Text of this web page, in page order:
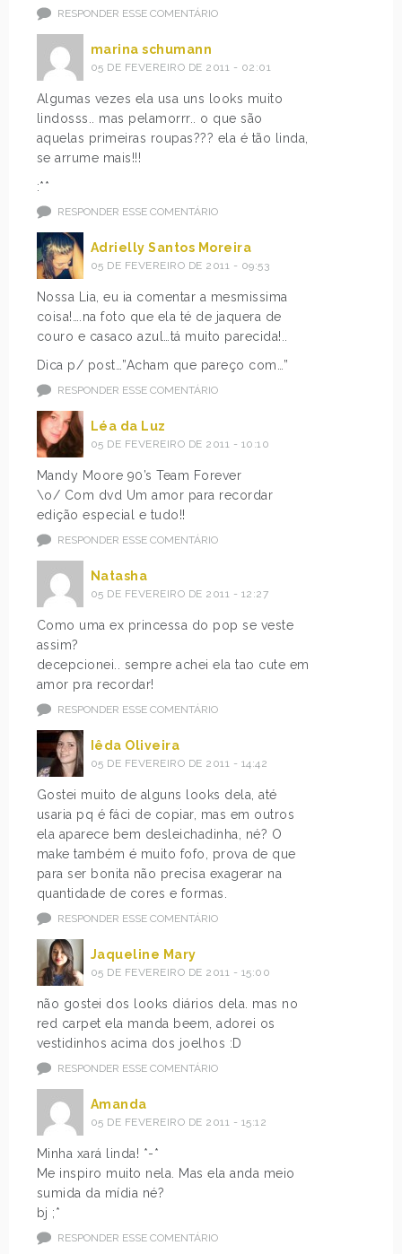
RESPONDER ESSE COMENTÁRIO
marina schumann
05 DE FEVEREIRO DE 2011 - 02:01
Algumas vezes ela usa uns looks muito
lindosss.. mas pelamorrr.. o que são
aquelas primeiras roupas??? ela é tão linda,
se arrume mais!!!
:**
RESPONDER ESSE COMENTÁRIO
Adrielly Santos Moreira
05 DE FEVEREIRO DE 2011 - 09:53
Nossa Lia, eu ia comentar a mesmissima
coisa!….na foto que ela té de jaquera de
couro e casaco azul…tá muito parecida!..
Dica p/ post…”Acham que pareço com…”
RESPONDER ESSE COMENTÁRIO
Léa da Luz
05 DE FEVEREIRO DE 2011 - 10:10
Mandy Moore 90’s Team Forever
\o/ Com dvd Um amor para recordar
edição especial e tudo!!
RESPONDER ESSE COMENTÁRIO
Natasha
05 DE FEVEREIRO DE 2011 - 12:27
Como uma ex princessa do pop se veste
assim?
decepcionei.. sempre achei ela tao cute em
amor pra recordar!
RESPONDER ESSE COMENTÁRIO
Iêda Oliveira
05 DE FEVEREIRO DE 2011 - 14:42
Gostei muito de alguns looks dela, até
usaria pq é fáci de copiar, mas em outros
ela aparece bem desleichadinha, né? O
make também é muito fofo, prova de que
para ser bonita não precisa exagerar na
quantidade de cores e formas.
RESPONDER ESSE COMENTÁRIO
Jaqueline Mary
05 DE FEVEREIRO DE 2011 - 15:00
não gostei dos looks diários dela. mas no
red carpet ela manda beem, adorei os
vestidinhos acima dos joelhos :D
RESPONDER ESSE COMENTÁRIO
Amanda
05 DE FEVEREIRO DE 2011 - 15:12
Minha xará linda! *-*
Me inspiro muito nela. Mas ela anda meio
sumida da mídia né?
bj ;*
RESPONDER ESSE COMENTÁRIO